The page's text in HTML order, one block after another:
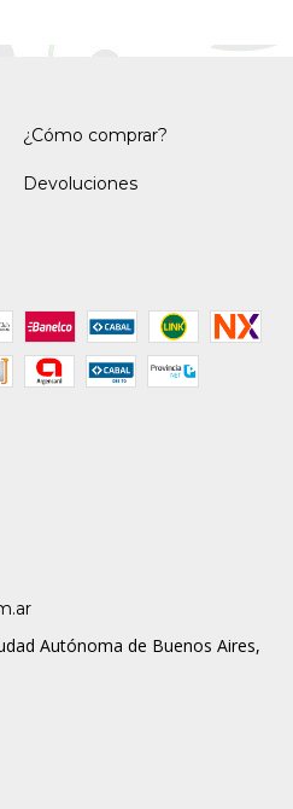
¿Cómo comprar?
Devoluciones
Autónoma de Buenos Aires,